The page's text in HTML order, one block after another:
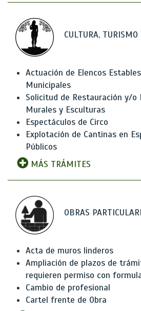
CULTURA, TURISMO
Actuación de Elencos
Municipales
Solicitud de Restauración y/o
Murales y Esculturas
Espectáculos de Circo
Explotación de Cantinas en
Públicos
MÁS TRÁMITES
OBRAS
Acta de muros linderos
Ampliación de plazos de
requieren permiso con
Cambio de profesional
Cartel frente de Obra